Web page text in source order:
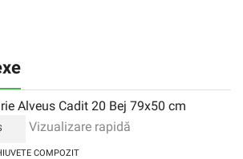
Vizualizare rapidă
COMPOZIT